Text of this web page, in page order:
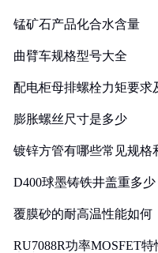
锰矿石产品化合水含量
曲臂车规格型号大全
配电柜母排螺栓力矩要求
膨胀螺丝尺寸是多少
镀锌方管有哪些常见规格
D400球墨铸铁井盖重多少
覆膜砂的耐高温性能如何
RU7088R功率MOSFET